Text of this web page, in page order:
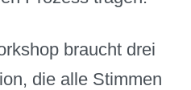
braucht drei
die alle Stimmen